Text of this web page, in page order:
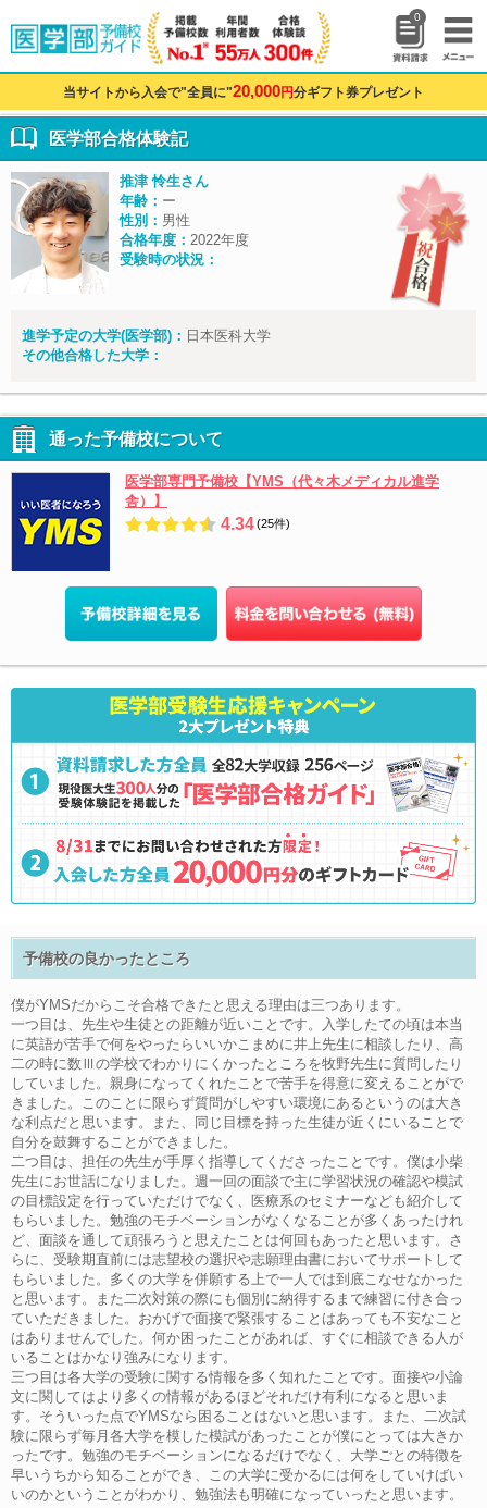
0
当サイトから入会で"全員に"20,000円分ギフト券プレゼント
医学部合格体験記
推津 怜生さん
年齢： ー
性別： 男性
合格年度： 2022年度
受験時の状況：
進学予定の大学(医学部)： 日本医科大学
その他合格した大学：
通った予備校について
医学部専門予備校【YMS（代々木メディカル進学
舎）】
4.34(25件)
予備校の良かったところ
僕がYMSだからこそ合格できたと思える理由は三つあります。
一つ目は、先生や生徒との距離が近いことです。入学したての頃は本当
に英語が苦手で何をやったらいいかこまめに井上先生に相談したり、高
二の時に数Ⅲの学校でわかりにくかったところを牧野先生に質問したり
していました。親身になってくれたことで苦手を得意に変えることがで
きました。このことに限らず質問がしやすい環境にあるというのは大き
な利点だと思います。また、同じ目標を持った生徒が近くにいることで
自分を鼓舞することができました。
二つ目は、担任の先生が手厚く指導してくださったことです。僕は小柴
先生にお世話になりました。週一回の面談で主に学習状況の確認や模試
の目標設定を行っていただけでなく、医療系のセミナーなども紹介して
もらいました。勉強のモチベーションがなくなることが多くあったけれ
ど、面談を通して頑張ろうと思えたことは何回もあったと思います。さ
らに、受験期直前には志望校の選択や志願理由書においてサポートして
もらいました。多くの大学を併願する上で一人では到底こなせなかった
と思います。また二次対策の際にも個別に納得するまで練習に付き合っ
ていただきました。おかげで面接で緊張することはあっても不安なこと
はありませんでした。何か困ったことがあれば、すぐに相談できる人が
いることはかなり強みになります。
三つ目は各大学の受験に関する情報を多く知れたことです。面接や小論
文に関してはより多くの情報があるほどそれだけ有利になると思いま
す。そういった点でYMSなら困ることはないと思います。また、二次試
験に限らず毎月各大学を模した模試があったことが僕にとっては大きか
ったです。勉強のモチベーションになるだけでなく、大学ごとの特徴を
早いうちから知ることができ、この大学に受かるには何をしていけばい
いのかということがわかり、勉強法も明確になっていったと思います。